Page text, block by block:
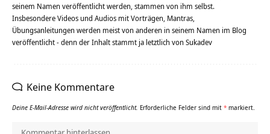
seinem Namen veröffentlicht werden, stammen von ihm selbst.
Insbesondere Videos und Audios mit Vorträgen, Mantras,
Übungsanleitungen werden meist von anderen in seinem Namen im Blog
veröffentlicht - denn der Inhalt stammt ja letztlich von Sukadev
Keine Kommentare
Deine E-Mail-Adresse wird nicht veröffentlicht. Erforderliche Felder sind mit * markiert.